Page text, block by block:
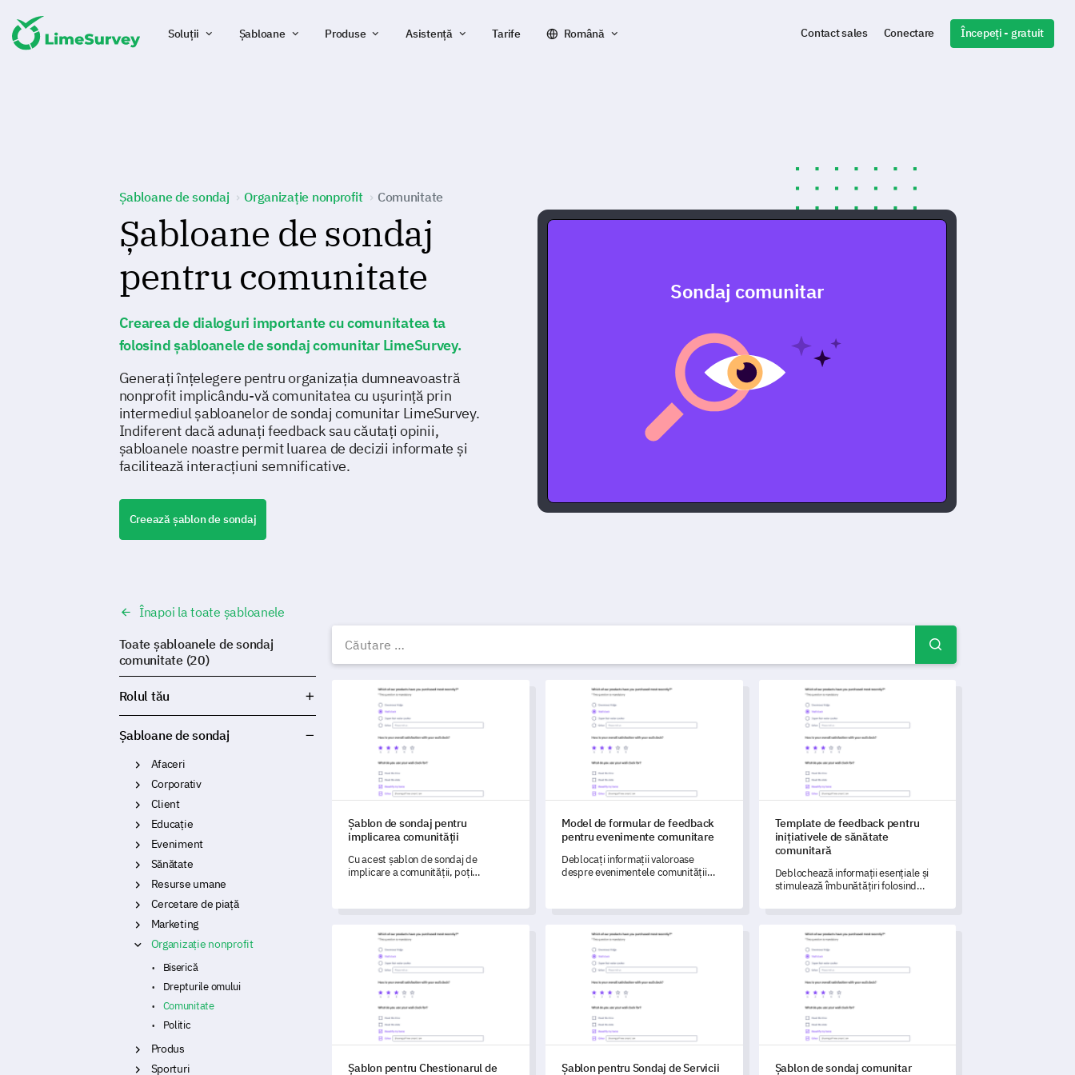
Soluții Șabloane Produse Asistență Tarife Română Contact sales Conectare Începeți - gratuit
Șabloane de sondaj Organizație nonprofit Comunitate
Șabloane de sondaj
pentru comunitate
Crearea de dialoguri importante cu comunitatea ta
folosind șabloanele de sondaj comunitar LimeSurvey.
Generați înțelegere pentru organizația dumneavoastră
nonprofit implicându-vă comunitatea cu ușurință prin
intermediul șabloanelor de sondaj comunitar LimeSurvey.
Indiferent dacă adunați feedback sau căutați opinii,
șabloanele noastre permit luarea de decizii informate și
facilitează interacțiuni semnificative.
Creează șablon de sondaj
Sondaj comunitar
Șabloane, exemple și formulare Comunitate
Șablon de sondaj pentru implicarea comunității
Șablon de sondaj pentru
implicarea comunității
Cu acest șablon de sondaj de
implicare a comunității, poți
implicare ale membrilor comunității
Model de formular de feedback pentru evenimente comunitare
Model de formular de feedback
pentru evenimente comunitare
Deblocați informații valoroase
despre evenimentele comunității
Template de feedback pentru inițiativele de sănătate
Template de feedback pentru
inițiativele de sănătate
comunitară
Deblochează informații esențiale și
stimulează îmbunătățiri folosind
Inițiativele de Sănătate Comunitară.
Șablon pentru Chestionarul de Evaluare a Nevoilor Comunității
Șablon pentru Chestionarul de
Șablon pentru Sondaj de Servicii Comunitare
Șablon pentru Sondaj de Servicii
Șablon de sondaj comunitar
Șablon de sondaj comunitar
Înapoi la toate șabloanele
Toate șabloanele de sondaj
comunitate (20)
Rolul tău
Șabloane de sondaj
Afaceri
Corporativ
Client
Educație
Eveniment
Sănătate
Resurse umane
Cercetare de piață
Marketing
Organizație nonprofit
Biserică
Drepturile omului
Comunitate
Politic
Produs
Sporturi